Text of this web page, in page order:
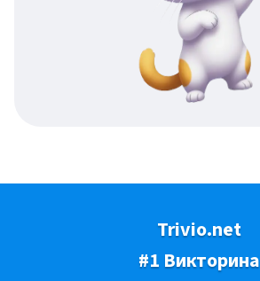
Trivio.net
#1 Викторина